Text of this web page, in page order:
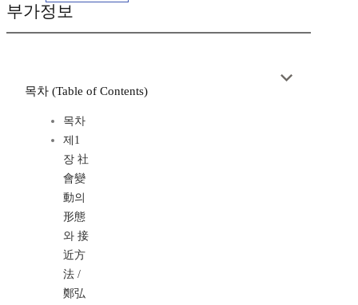
부가정보
목차 (Table of Contents)
목차
제1
장 社
會變
動의
形態
와 接
近方
法 /
鄭弘